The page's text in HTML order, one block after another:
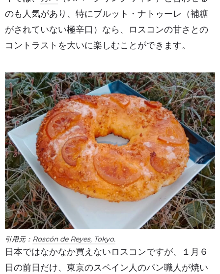
のも人気があり、特にブルット・ナトゥーレ（補糖
がされていない極辛口）なら、ロスコンの甘さとの
コントラストを大いに楽しむことができます。
引用元： Roscón de Reyes, Tokyo.
日本ではなかなか買えないロスコンですが、１月６
日の前日だけ、東京のスペイン人のパン職人が焼い